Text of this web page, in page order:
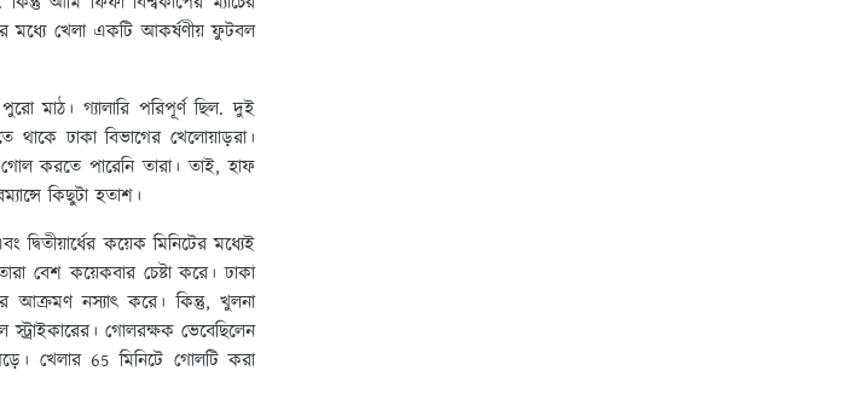
মধ্যে খেলা একটি আকর্ষণীয় ফুটবল
মাঠ। গ্যালারি পরিপূর্ণ ছিল. দুই
ঢাকা বিভাগের খেলোয়াড়রা।
করতে পারেনি তারা। তাই, হাফ
কিছুটা হতাশ।
কয়েক মিনিটের মধ্যেই
বেশ কয়েকবার চেষ্টা করে। ঢাকা
আক্রমণ নস্যাৎ করে। কিন্তু, খুলনা
গোলরক্ষক ভেবেছিলেন
খেলার 65 মিনিটে গোলটি করা